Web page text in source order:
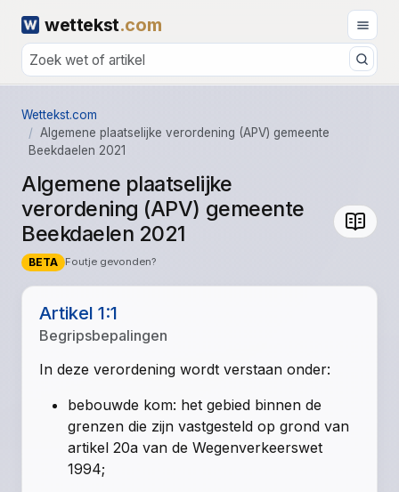
wettekst.com
Wettekst.com
Algemene plaatselijke verordening (APV) gemeente
Beekdaelen 2021
Algemene plaatselijke
verordening (APV) gemeente
Beekdaelen 2021
BETA Foutje gevonden?
Artikel 1:1
Begripsbepalingen
In deze verordening wordt verstaan onder:
bebouwde kom: het gebied binnen de
grenzen die zijn vastgesteld op grond van
artikel 20a van de Wegenverkeerswet
1994;